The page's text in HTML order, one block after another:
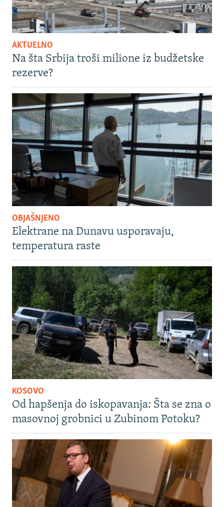
AKTUELNO
Na šta Srbija troši milione iz budžetske
rezerve?
OBJAŠNJENO
Elektrane na Dunavu usporavaju,
temperatura raste
KOSOVO
Od hapšenja do iskopavanja: Šta se zna o
masovnoj grobnici u Zubinom Potoku?